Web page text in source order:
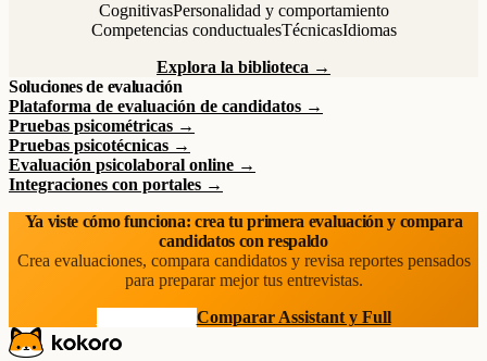
CognitivasPersonalidad y comportamiento
Competencias conductualesTécnicasIdiomas
Explora la biblioteca →
Soluciones de evaluación
Plataforma de evaluación de candidatos →
Pruebas psicométricas →
Pruebas psicotécnicas →
Evaluación psicolaboral online →
Integraciones con portales →
Ya viste cómo funciona: crea tu primera evaluación y compara
candidatos con respaldo
Crea evaluaciones, compara candidatos y revisa reportes pensados
para preparar mejor tus entrevistas.
Comparar Assistant y Full